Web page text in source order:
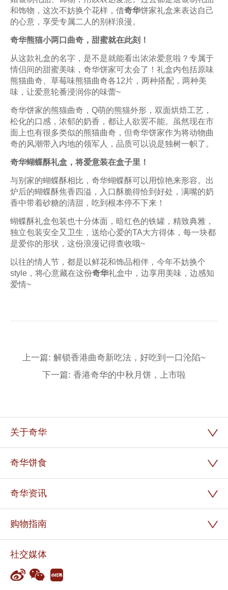
和饰物，这次不妨换个花样，借奇华饼家礼盒来表达自己
的心意，享受专属二人的别样浪漫。
奇华熊猫小两口曲奇，甜蜜就在此刻！
从这款礼盒的名字，是不是就能看出浓浓爱意啦？专属于
情侣间的甜蜜美味，奇华饼家可太会了！礼盒内包括原味
熊猫曲奇、草莓味熊猫曲奇各12片，两种搭配，两种美
味，让爱意轮番浸润你的味蕾~
奇华饼家的熊猫曲奇，Q萌的熊猫外形，双面烘焙工艺，
松化的口感，浓郁的奶香，都让人欲罢不能。虽然现在市
面上也有很多类似的熊猫曲奇，但奇华饼家作为将动物曲
奇的风潮带入内地的领军人，品质可以说是独树一帜了。
奇华蝴蝶酥礼盒，将爱意装在盒子里！
与别家的蝴蝶酥相比，奇华蝴蝶酥可以用惊艳来形容。出
炉后的蝴蝶酥焦香四溢，入口酥脆得恰到好处，满嘴的奶
香中带着砂糖的清甜，吃到根本停不下来！
蝴蝶酥礼盒包装也十分体面，暗红色的铁罐，精致典雅，
独立包装安全又卫生，送给心爱的TA大方得体，每一块都
是爱你的形状，这份浪漫记得查收哦~
以往的情人节，都是以鲜花和饰品相伴，今年不妨换个
style，将心意藏在这份奇华礼盒中，边享用美味，边感知
爱情~
上一篇: 解锁香港曲奇新吃法，好吃到一口沦陷~
下一篇: 香港奇华的中秋月饼，上市啦
社交媒体
关于奇华
奇华饼食
奇华资讯
购物指南